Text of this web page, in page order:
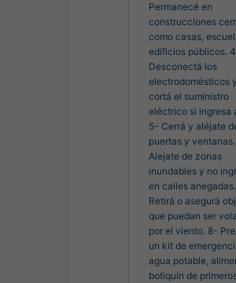
Permanecé en
construcciones
como casas,
edificios públicos.
Desconectá los
electrodomésticos
cortá el suministro
eléctrico si ingresa
5- Cerrá y aléjate
puertas y
Alejate de zonas
inundables y no
en calles
Retirá o asegurá
que puedan ser
por el viento. 8-
un kit de
agua potable,
botiquín de